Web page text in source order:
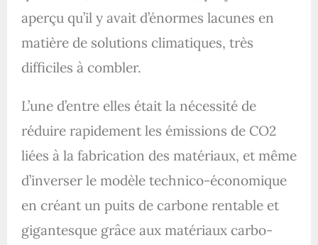
aperçu qu’il y avait d’énormes lacunes en
matière de solutions climatiques, très
difficiles à combler.
L’une d’entre elles était la nécessité de
réduire rapidement les émissions de CO2
liées à la fabrication des matériaux, et même
d’inverser le modèle technico-économique
en créant un puits de carbone rentable et
gigantesque grâce aux matériaux carbo-